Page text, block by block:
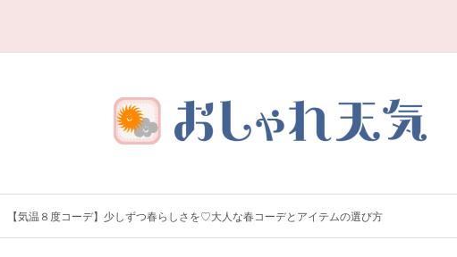
【気温８度コーデ】少しずつ春らしさを♡大人な春コーデとアイテムの選び方